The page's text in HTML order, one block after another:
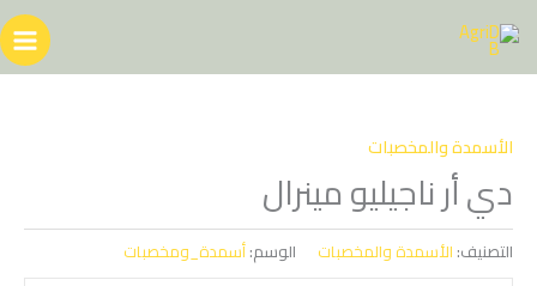
إلى
المحتوى
الأسمدة والمخصبات
دي أر ناجيليو مينرال
التصنيف: الأسمدة والمخصبات الوسم:أسمدة_ومخصبات